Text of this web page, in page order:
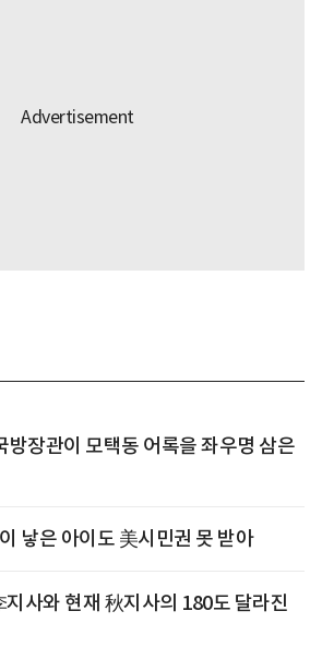
방장관이 모택동 어록을 좌우명 삼은
낳은 아이도 美시민권 못 받아
사와 현재 秋지사의 180도 달라진